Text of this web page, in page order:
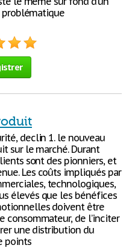
problématique
declin 1. le nouveau
sur le marché. Durant
sont des pionniers, et
Les coûts impliqués par
technologiques,
élevés que les bénéfices
doivent être
consommateur, de l’inciter
une distribution du
points